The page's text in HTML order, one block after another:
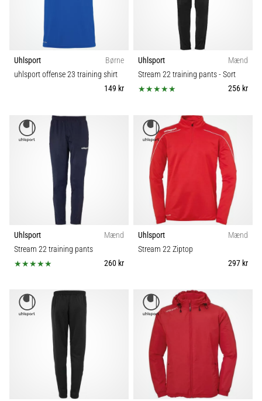
Uhlsport
Børne
uhlsport offense 23 training shirt
149 kr
Uhlsport
Mænd
Stream 22 training pants- Sort
256 kr
Uhlsport
Mænd
Stream 22 training pants
260 kr
Uhlsport
Mænd
Stream 22 Ziptop
297 kr